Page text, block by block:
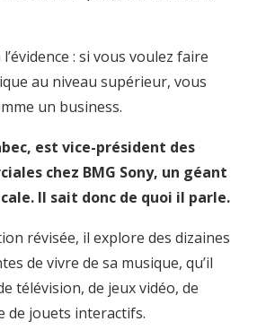
: si vous voulez faire
au niveau supérieur, vous
un business.
est vice-président des
chez BMG Sony, un géant
Il sait donc de quoi il parle.
révisée, il explore des dizaines
de vivre de sa musique, qu’il
télévision, de jeux vidéo, de
de jouets interactifs.